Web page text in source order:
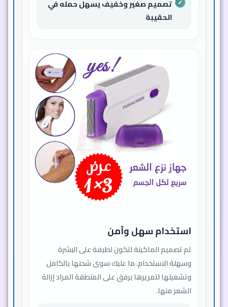
تصميم صغير وخفيف يسهل حمله في
الحقيبة
استخدام سهل وآمن
تم تصميم الماكينة لتكون لطيفة على البشرة
وسهلة الاستخدام. ما عليك سوى شحنها بالكامل
وتشغيلها لتمريرها برفق على المنطقة المراد إزالة
الشعر منها.